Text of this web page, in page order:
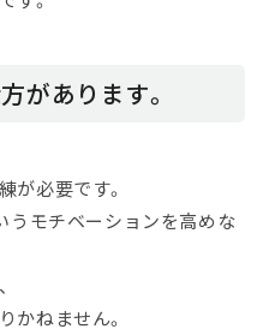
があります。
が必要です。
うモチベーションを高めな
かねません。